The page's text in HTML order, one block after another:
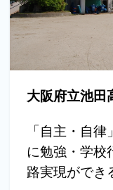
大阪府立池田
「自主・自
に勉強・学校
路実現ができ